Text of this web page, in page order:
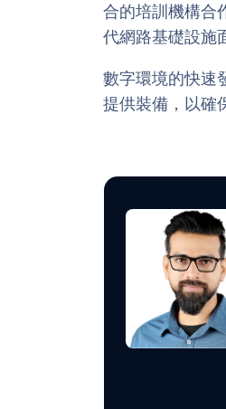
合的培訓機構合
代網路基礎設施
數字環境的快速
提供裝備，以確